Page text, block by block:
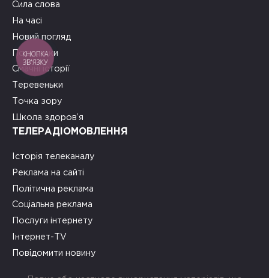
Сила слова
На часі
Новий погляд
Подружки
Смачні історії
Теревеньки
Точка зору
Школа здоров’я
ТЕЛЕРАДІОМОВЛЕННЯ
Історія телеканалу
Реклама на сайті
Політична реклама
Соціальна реклама
Послуги інтернету
Інтернет-TV
Повідомити новину
КНОПКА
ЗВ'ЯЗКУ